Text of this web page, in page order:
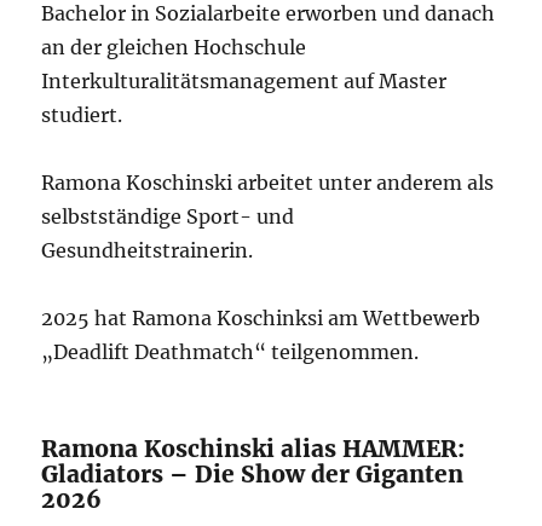
Bachelor in Sozialarbeite erworben und danach
an der gleichen Hochschule
Interkulturalitätsmanagement auf Master
studiert.
Ramona Koschinski arbeitet unter anderem als
selbstständige Sport- und
Gesundheitstrainerin.
2025 hat Ramona Koschinksi am Wettbewerb
„Deadlift Deathmatch“ teilgenommen.
Ramona Koschinski alias HAMMER:
Gladiators – Die Show der Giganten
2026